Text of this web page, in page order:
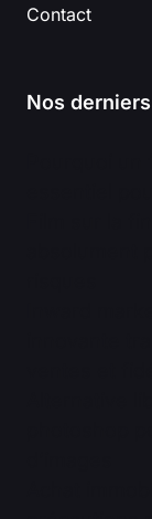
Contact
Nos